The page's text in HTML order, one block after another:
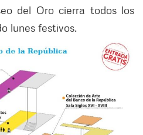
del Oro cierra todos los
lunes festivos.